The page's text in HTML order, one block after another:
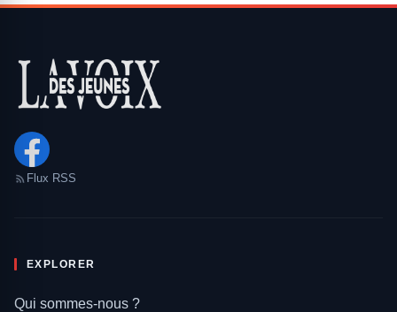
Flux RSS
EXPLORER
Qui sommes-nous ?